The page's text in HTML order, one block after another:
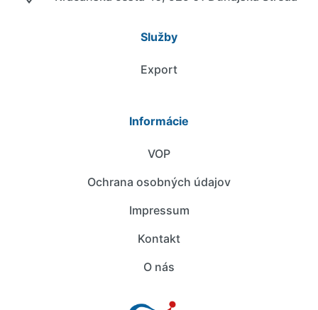
Služby
Export
Informácie
VOP
Ochrana osobných údajov
Impressum
Kontakt
O nás